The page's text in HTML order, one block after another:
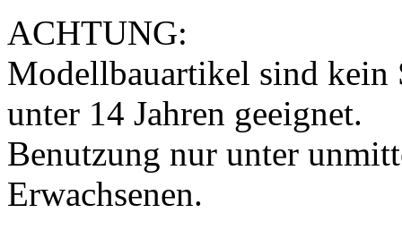
ACHTUNG:
Modellbauartikel sind
unter 14 Jahren geeignet.
Benutzung nur unter
Erwachsenen.